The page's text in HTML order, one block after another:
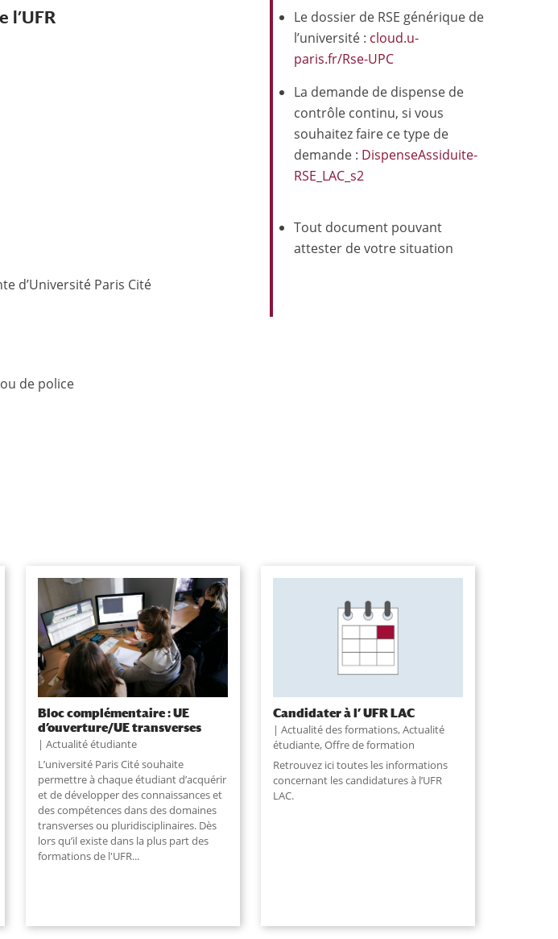
l’UFR
d’Université Paris Cité
de police
Le dossier de RSE générique de
l’université : cloud.u-
paris.fr/Rse-UPC
La demande de dispense de
contrôle continu, si vous
souhaitez faire ce type de
demande : DispenseAssiduite-
RSE_LAC_s2
Tout document pouvant
attester de votre situation
Bloc complémentaire : UE
d’ouverture/UE transverses
Actualité étudiante
L’université Paris Cité souhaite
permettre à chaque étudiant d’acquérir
et de développer des connaissances et
des compétences dans des domaines
transverses ou pluridisciplinaires. Dès
lors qu’il existe dans la plus part des
formations de l'UFR...
Candidater à l’ UFR LAC
Actualité des formations,Actualité
étudiante,Offre de formation
Retrouvez ici toutes les informations
concernant les candidatures à l’UFR
LAC.